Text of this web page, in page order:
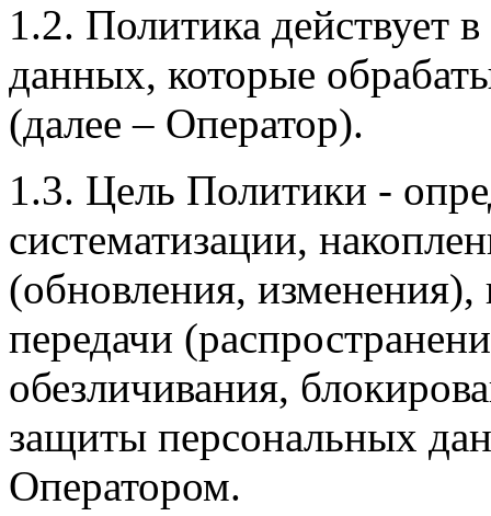
1.2. Политика действует
данных, которые
(далее – Оператор).
1.3. Цель Политики -
систематизации,
(обновления, изменения),
передачи
обезличивания,
защиты персональных
Оператором.